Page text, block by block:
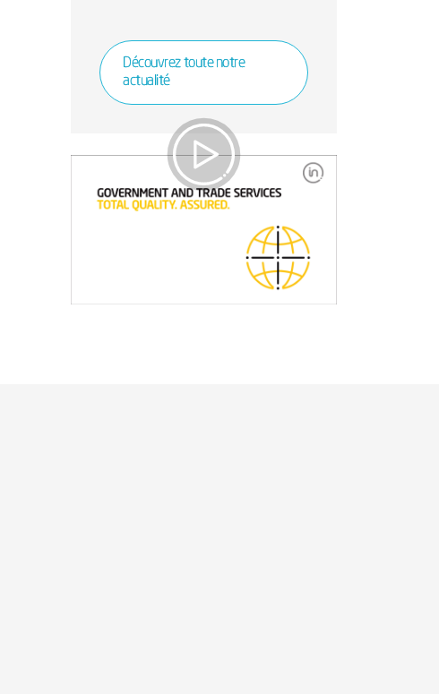
Découvrez toute notre
actualité
Gouvernement et
Commerce International